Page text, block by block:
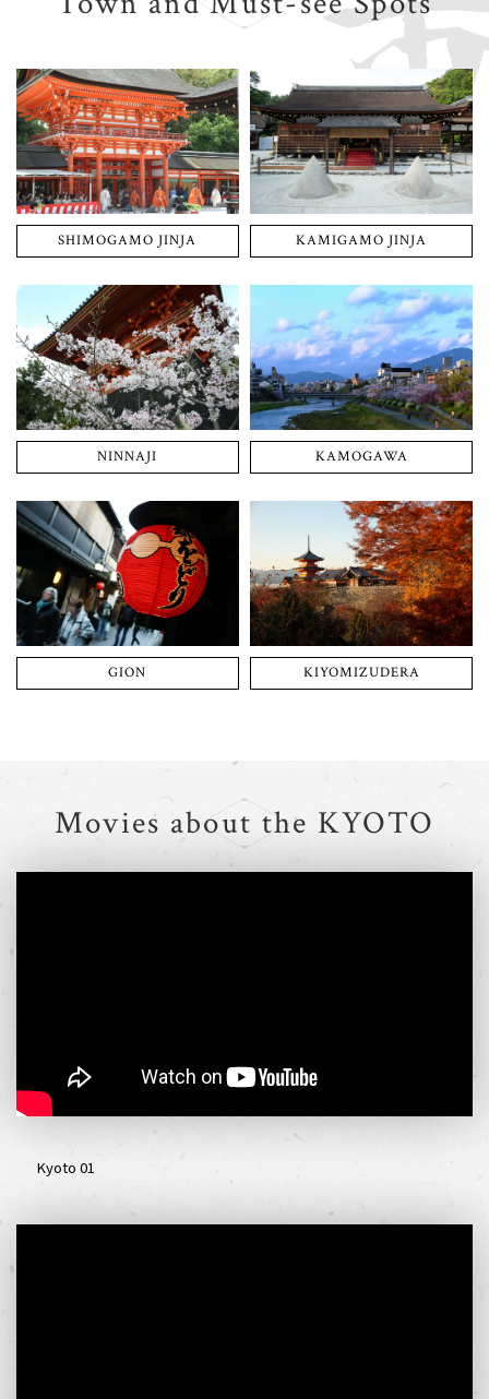
SHIMOGAMO JINJA KAMIGAMO JINJA
NINNAJI KAMOGAWA
GION KIYOMIZUDERA
Movies about the KYOTO
Kyoto 01